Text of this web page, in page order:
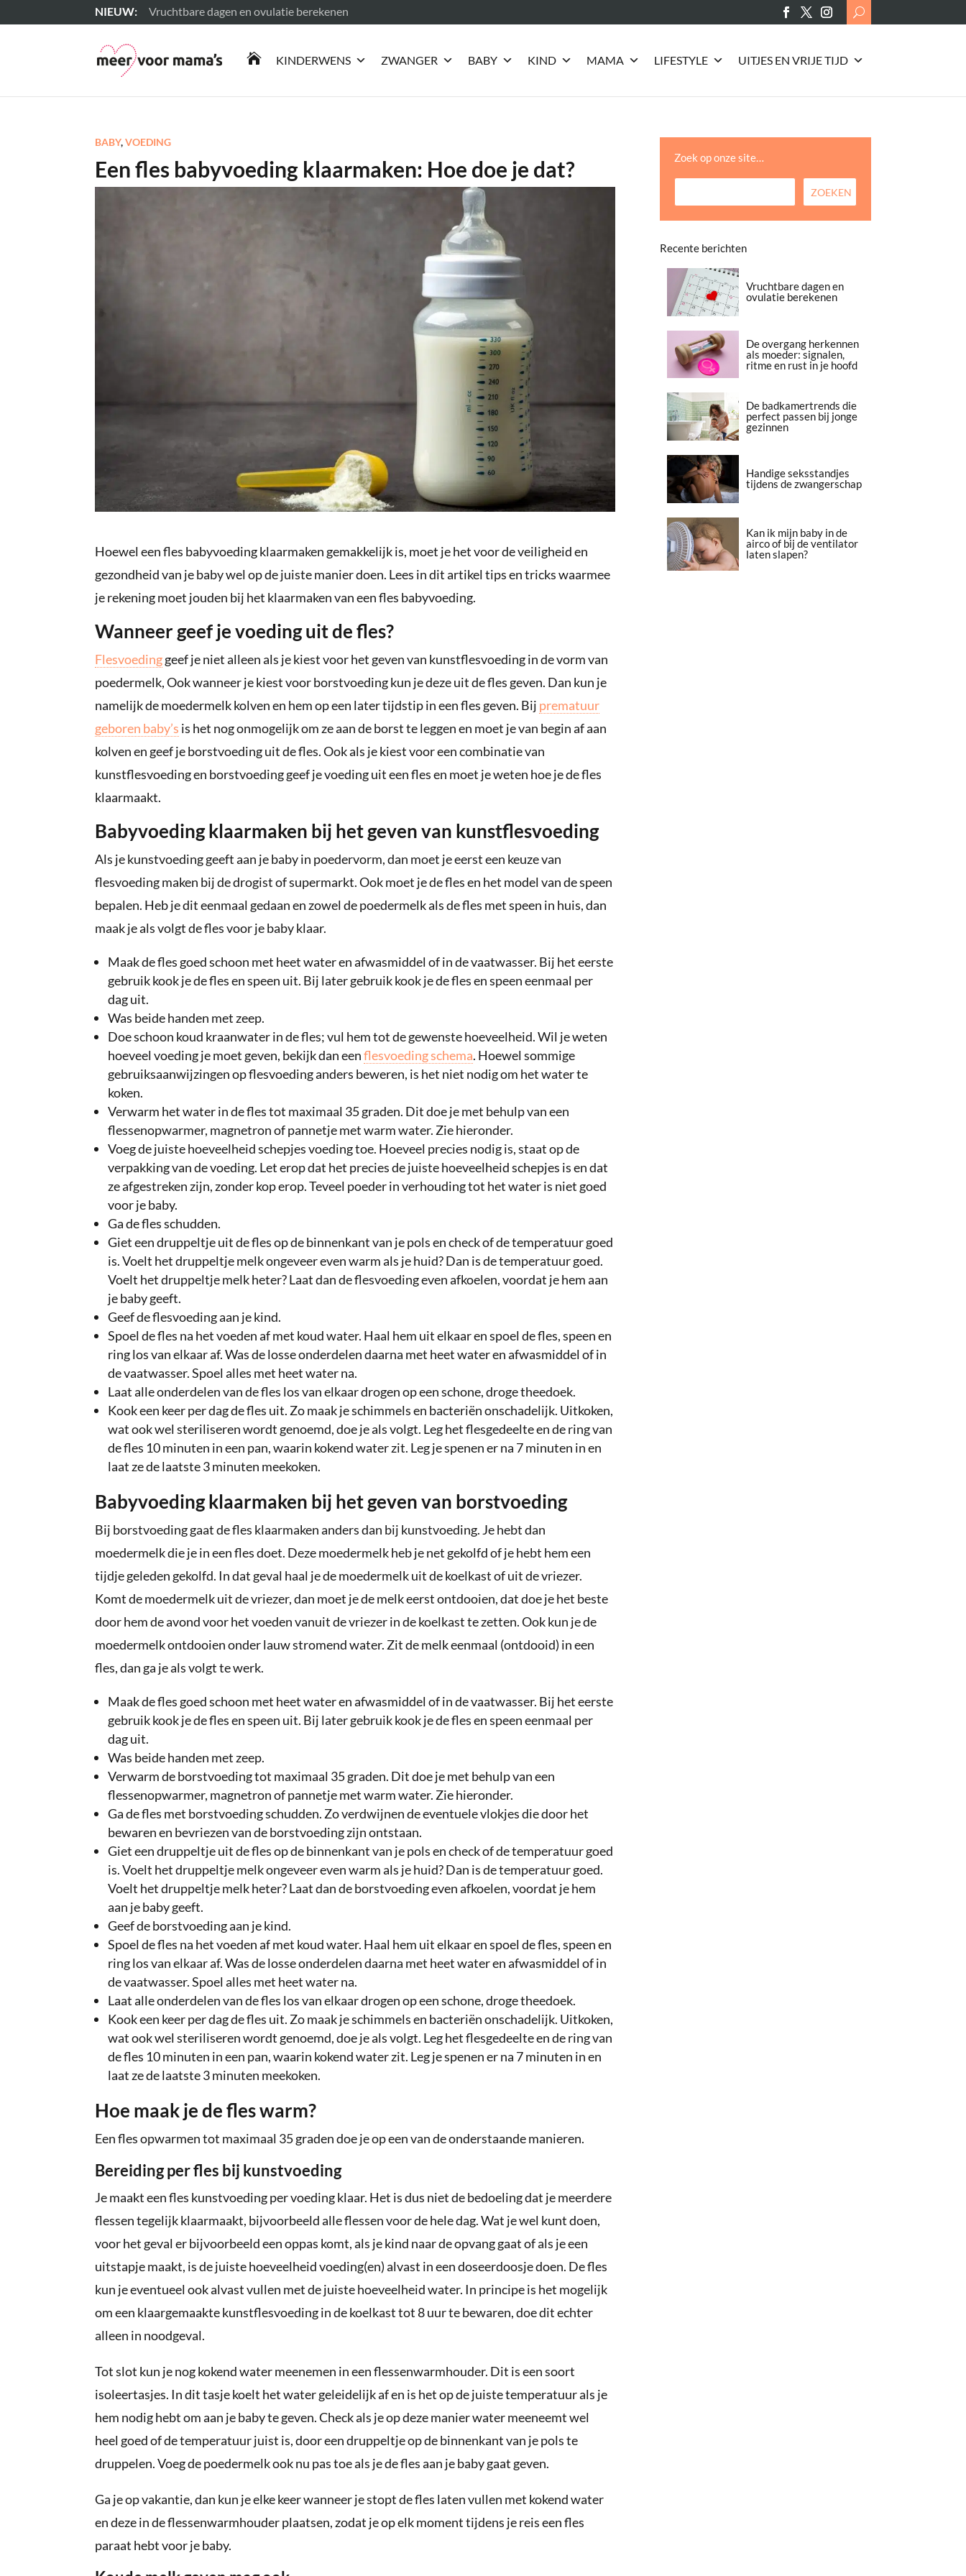
Vruchtbare dagen en ovulatie berekenen
Lees meer
Search
for:
 KINDERWENS ZWANGER BABY KIND MAMA LIFESTYLE UITJES EN VRIJE TIJD
BABY,VOEDING
Een fles babyvoeding klaarmaken: Hoe doe je dat?
Hoewel een fles babyvoeding klaarmaken gemakkelijk is, moet je het voor de veiligheid en
gezondheid van je baby wel op de juiste manier doen. Lees in dit artikel tips en tricks waarmee
je rekening moet jouden bij het klaarmaken van een fles babyvoeding.
Wanneer geef je voeding uit de fles?
Flesvoedinggeef je niet alleen als je kiest voor het geven van kunstflesvoeding in de vorm van
poedermelk, Ook wanneer je kiest voor borstvoeding kun je deze uit de fles geven. Dan kun je
namelijk de moedermelk kolven en hem op een later tijdstip in een fles geven. Bij prematuur
geboren baby’s is het nog onmogelijk om ze aan de borst te leggen en moet je van begin af aan
kolven en geef je borstvoeding uit de fles. Ook als je kiest voor een combinatie van
kunstflesvoeding en borstvoeding geef je voeding uit een fles en moet je weten hoe je de fles
klaarmaakt.
Babyvoeding klaarmaken bij het geven van kunstflesvoeding
Als je kunstvoeding geeft aan je baby in poedervorm, dan moet je eerst een keuze van
flesvoeding maken bij de drogist of supermarkt. Ook moet je de fles en het model van de speen
bepalen. Heb je dit eenmaal gedaan en zowel de poedermelk als de fles met speen in huis, dan
maak je als volgt de fles voor je baby klaar.
Maak de fles goed schoon met heet water en afwasmiddel of in de vaatwasser. Bij het eerste
gebruik kook je de fles en speen uit. Bij later gebruik kook je de fles en speen eenmaal per
dag uit.
Was beide handen met zeep.
Doe schoon koud kraanwater in de fles; vul hem tot de gewenste hoeveelheid. Wil je weten
hoeveel voeding je moet geven, bekijk dan eenflesvoeding schema. Hoewel sommige
gebruiksaanwijzingen op flesvoeding anders beweren, is het niet nodig om het water te
koken.
Verwarm het water in de fles tot maximaal 35 graden. Dit doe je met behulp van een
flessenopwarmer, magnetron of pannetje met warm water. Zie hieronder.
Voeg de juiste hoeveelheid schepjes voeding toe. Hoeveel precies nodig is, staat op de
verpakking van de voeding. Let erop dat het precies de juiste hoeveelheid schepjes is en dat
ze afgestreken zijn, zonder kop erop. Teveel poeder in verhouding tot het water is niet goed
voor je baby.
Ga de fles schudden.
Giet een druppeltje uit de fles op de binnenkant van je pols en check of de temperatuur goed
is. Voelt het druppeltje melk ongeveer even warm als je huid? Dan is de temperatuur goed.
Voelt het druppeltje melk heter? Laat dan de flesvoeding even afkoelen, voordat je hem aan
je baby geeft.
Geef de flesvoeding aan je kind.
Spoel de fles na het voeden af met koud water. Haal hem uit elkaar en spoel de fles, speen en
ring los van elkaar af. Was de losse onderdelen daarna met heet water en afwasmiddel of in
de vaatwasser. Spoel alles met heet water na.
Laat alle onderdelen van de fles los van elkaar drogen op een schone, droge theedoek.
Kook een keer per dag de fles uit. Zo maak je schimmels en bacteriën onschadelijk. Uitkoken,
wat ook wel steriliseren wordt genoemd, doe je als volgt. Leg het flesgedeelte en de ring van
de fles 10 minuten in een pan, waarin kokend water zit. Leg je spenen er na 7 minuten in en
laat ze de laatste 3 minuten meekoken.
Babyvoeding klaarmaken bij het geven van borstvoeding
Bij borstvoeding gaat de fles klaarmaken anders dan bij kunstvoeding. Je hebt dan
moedermelk die je in een fles doet. Deze moedermelk heb je net gekolfd of je hebt hem een
tijdje geleden gekolfd. In dat geval haal je de moedermelk uit de koelkast of uit de vriezer.
Komt de moedermelk uit de vriezer, dan moet je de melk eerst ontdooien, dat doe je het beste
door hem de avond voor het voeden vanuit de vriezer in de koelkast te zetten. Ook kun je de
moedermelk ontdooien onder lauw stromend water. Zit de melk eenmaal (ontdooid) in een
fles, dan ga je als volgt te werk.
Maak de fles goed schoon met heet water en afwasmiddel of in de vaatwasser. Bij het eerste
gebruik kook je de fles en speen uit. Bij later gebruik kook je de fles en speen eenmaal per
dag uit.
Was beide handen met zeep.
Verwarm de borstvoeding tot maximaal 35 graden. Dit doe je met behulp van een
flessenopwarmer, magnetron of pannetje met warm water. Zie hieronder.
Ga de fles met borstvoeding schudden. Zo verdwijnen de eventuele vlokjes die door het
bewaren en bevriezen van de borstvoeding zijn ontstaan.
Giet een druppeltje uit de fles op de binnenkant van je pols en check of de temperatuur goed
is. Voelt het druppeltje melk ongeveer even warm als je huid? Dan is de temperatuur goed.
Voelt het druppeltje melk heter? Laat dan de borstvoeding even afkoelen, voordat je hem
aan je baby geeft.
Geef de borstvoeding aan je kind.
Spoel de fles na het voeden af met koud water. Haal hem uit elkaar en spoel de fles, speen en
ring los van elkaar af. Was de losse onderdelen daarna met heet water en afwasmiddel of in
de vaatwasser. Spoel alles met heet water na.
Laat alle onderdelen van de fles los van elkaar drogen op een schone, droge theedoek.
Kook een keer per dag de fles uit. Zo maak je schimmels en bacteriën onschadelijk. Uitkoken,
wat ook wel steriliseren wordt genoemd, doe je als volgt. Leg het flesgedeelte en de ring van
de fles 10 minuten in een pan, waarin kokend water zit. Leg je spenen er na 7 minuten in en
laat ze de laatste 3 minuten meekoken.
Hoe maak je de fles warm?
Een fles opwarmen tot maximaal 35 graden doe je op een van de onderstaande manieren.
Bereiding per fles bij kunstvoeding
Je maakt een fles kunstvoeding per voeding klaar. Het is dus niet de bedoeling dat je meerdere
flessen tegelijk klaarmaakt, bijvoorbeeld alle flessen voor de hele dag. Wat je wel kunt doen,
voor het geval er bijvoorbeeld een oppas komt, als je kind naar de opvang gaat of als je een
uitstapje maakt, is de juiste hoeveelheid voeding(en) alvast in een doseerdoosje doen. De fles
kun je eventueel ook alvast vullen met de juiste hoeveelheid water. In principe is het mogelijk
om een klaargemaakte kunstflesvoeding in de koelkast tot 8 uur te bewaren, doe dit echter
alleen in noodgeval.
Tot slot kun je nog kokend water meenemen in een flessenwarmhouder. Dit is een soort
isoleertasjes. In dit tasje koelt het water geleidelijk af en is het op de juiste temperatuur als je
hem nodig hebt om aan je baby te geven. Check als je op deze manier water meeneemt wel
heel goed of de temperatuur juist is, door een druppeltje op de binnenkant van je pols te
druppelen. Voeg de poedermelk ook nu pas toe als je de fles aan je baby gaat geven.
Ga je op vakantie, dan kun je elke keer wanneer je stopt de fles laten vullen met kokend water
en deze in de flessenwarmhouder plaatsen, zodat je op elk moment tijdens je reis een fles
paraat hebt voor je baby.
Zoek op onze site…
Recente berichten
Vruchtbare dagen en
ovulatie berekenen
De overgang herkennen
als moeder: signalen,
ritme en rust in je hoofd
De badkamertrends die
perfect passen bij jonge
gezinnen
Handige seksstandjes
tijdens de zwangerschap
Kan ik mijn baby in de
airco of bij de ventilator
laten slapen?